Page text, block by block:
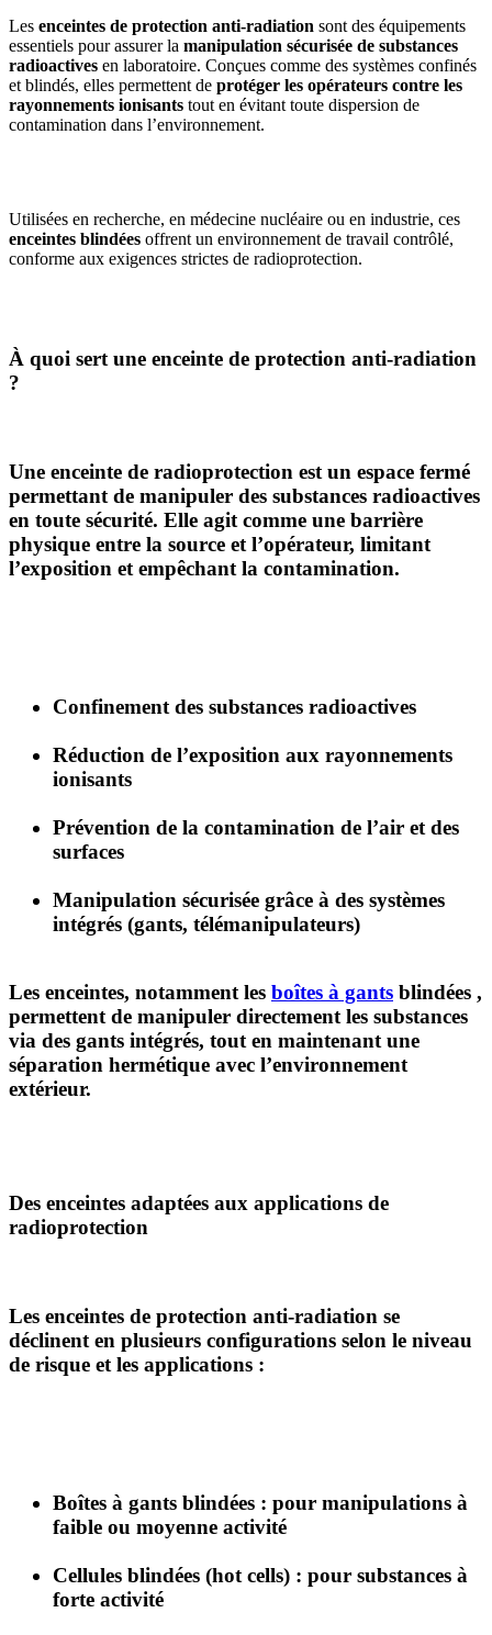
Les enceintes de protection anti-radiation sont des équipements
essentiels pour assurer la manipulation sécurisée de substances
radioactives en laboratoire. Conçues comme des systèmes confinés
et blindés, elles permettent de protéger les opérateurs contre les
rayonnements ionisants tout en évitant toute dispersion de
contamination dans l’environnement.
Utilisées en recherche, en médecine nucléaire ou en industrie, ces
enceintes blindées offrent un environnement de travail contrôlé,
conforme aux exigences strictes de radioprotection.
À quoi sert une enceinte de protection anti-radiation
?
Une enceinte de radioprotection est un espace fermé
permettant de manipuler des substances radioactives
en toute sécurité. Elle agit comme une barrière
physique entre la source et l’opérateur, limitant
l’exposition et empêchant la contamination.
Confinement des substances radioactives
Réduction de l’exposition aux rayonnements
ionisants
Prévention de la contamination de l’air et des
surfaces
Manipulation sécurisée grâce à des systèmes
intégrés (gants, télémanipulateurs)
Les enceintes, notamment les boîtes à gants blindées ,
permettent de manipuler directement les substances
via des gants intégrés, tout en maintenant une
séparation hermétique avec l’environnement
extérieur.
Des enceintes adaptées aux applications de
radioprotection
Les enceintes de protection anti-radiation se
déclinent en plusieurs configurations selon le niveau
de risque et les applications :
Boîtes à gants blindées : pour manipulations à
faible ou moyenne activité
Cellules blindées (hot cells) : pour substances à
forte activité